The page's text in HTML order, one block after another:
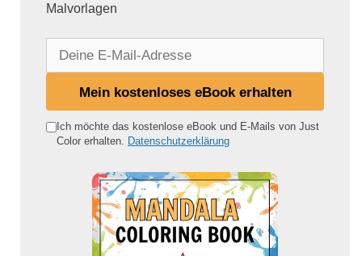
Malvorlagen
e
Mein kostenloses eBook erhalten
Ich möchte das kostenlose eBook und E-Mails von Just
Color erhalten.
Datenschutzerklärung